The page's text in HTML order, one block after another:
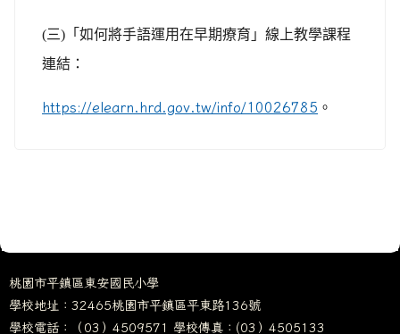
(三)「如何將手語運用在早期療育」線上教學課程
連結：
https://elearn.hrd.gov.tw/info/10026785 。
桃園市平鎮區東安國民小學
學校地址：32465桃園市平鎮區平東路136號
學校電話：（03）4509571 學校傳真：(03）4505133